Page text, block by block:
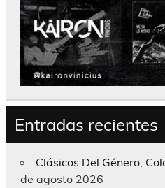
Entradas recientes
Clásicos Del Género;
de agosto 2026